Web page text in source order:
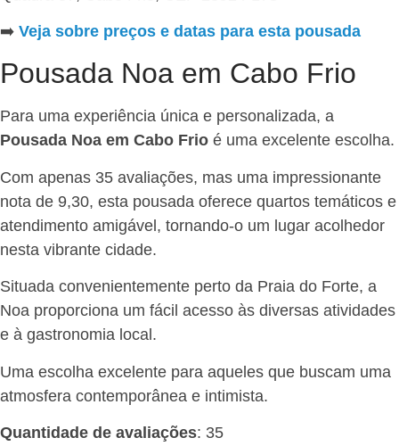
➡️ Veja sobre preços e datas para esta pousada
Pousada Noa em Cabo Frio
Para uma experiência única e personalizada, a
Pousada Noa em Cabo Frio é uma excelente escolha.
Com apenas 35 avaliações, mas uma impressionante
nota de 9,30, esta pousada oferece quartos temáticos e
atendimento amigável, tornando-o um lugar acolhedor
nesta vibrante cidade.
Situada convenientemente perto da Praia do Forte, a
Noa proporciona um fácil acesso às diversas atividades
e à gastronomia local.
Uma escolha excelente para aqueles que buscam uma
atmosfera contemporânea e intimista.
Quantidade de avaliações: 35